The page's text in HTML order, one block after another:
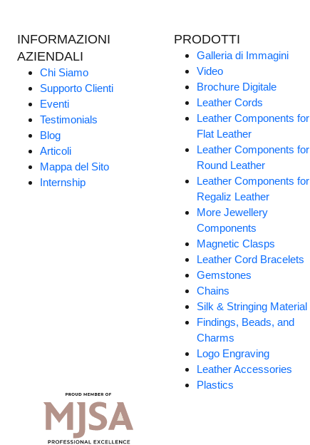
INFORMAZIONI
AZIENDALI
Chi Siamo
Supporto Clienti
Eventi
Testimonials
Blog
Articoli
Mappa del Sito
Internship
PRODOTTI
Galleria di Immagini
Video
Brochure Digitale
Leather Cords
Leather Components for
Flat Leather
Leather Components for
Round Leather
Leather Components for
Regaliz Leather
More Jewellery
Components
Magnetic Clasps
Leather Cord Bracelets
Gemstones
Chains
Silk & Stringing Material
Findings, Beads, and
Charms
Logo Engraving
Leather Accessories
Plastics